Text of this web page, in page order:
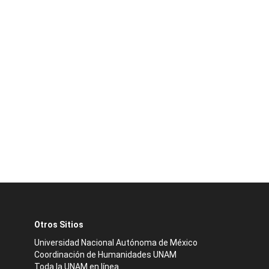
Otros Sitios
Universidad Nacional Autónoma de México
Coordinación de Humanidades UNAM
Toda la UNAM en línea